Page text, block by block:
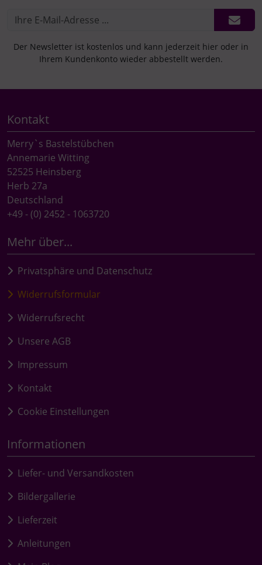
Der Newsletter ist kostenlos und kann jederzeit hier oder in
Ihrem Kundenkonto wieder abbestellt werden.
Kontakt
Merry`s Bastelstübchen
Annemarie Witting
52525 Heinsberg
Herb 27a
Deutschland
+49 - (0) 2452 - 1063720
Mehr über...
Privatsphäre und Datenschutz
Widerrufsformular
Widerrufsrecht
Unsere AGB
Impressum
Kontakt
Cookie Einstellungen
Informationen
Liefer- und Versandkosten
Bildergallerie
Lieferzeit
Anleitungen